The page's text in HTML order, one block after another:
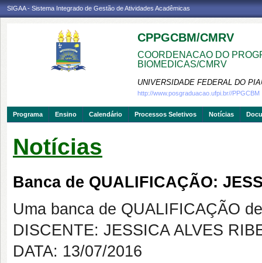
SIGAA - Sistema Integrado de Gestão de Atividades Acadêmicas
CPPGCBM/CMRV
COORDENACAO DO
BIOMEDICAS/CMRV
UNIVERSIDADE FEDERAL DO
http://www.posgraduacao.ufpi.br//PPGCBM
Programa Ensino Calendário Processos Seletivos Notícias
Notícias
Banca de QUALIFICAÇÃO:
Uma banca de QUALIFICAÇÃO
DISCENTE: JESSICA ALVES
DATA: 13/07/2016